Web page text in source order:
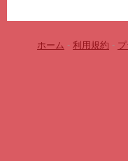
ホーム - 利用規約 -